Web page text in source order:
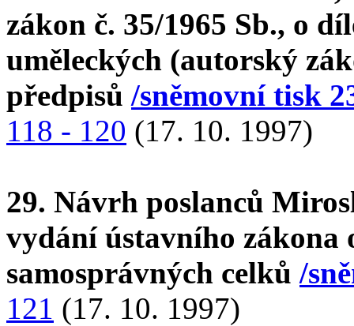
zákon č. 35/1965 Sb., o
uměleckých (autorský
předpisů /sněmovní tisk
118 - 120 (17. 10. 1997)
29. Návrh poslanců
vydání ústavního zákona
samosprávných celků /
121 (17. 10. 1997)